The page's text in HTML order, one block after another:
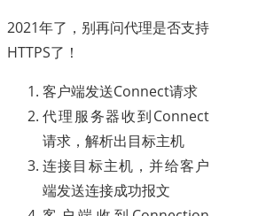
2021年了，别再问代理是否支持
HTTPS了！
客户端发送Connect请求
代理服务器收到Connect
请求，解析出目标主机
连接目标主机，并给客户
端发送连接成功报文